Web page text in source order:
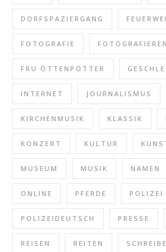
DORFSPAZIERGANG
FOTOGRAFIE FOTOGRAFIEREN
FRU ÖTTENPÖTTER
INTERNET JOURNALISMUS
KIRCHENMUSIK KLASSIK
KONZERT KULTUR
MUSEUM MUSIK NAMEN
ONLINE PFERDE POLIZEI
POLIZEIDEUTSCH PRESSE
REISEN REITEN